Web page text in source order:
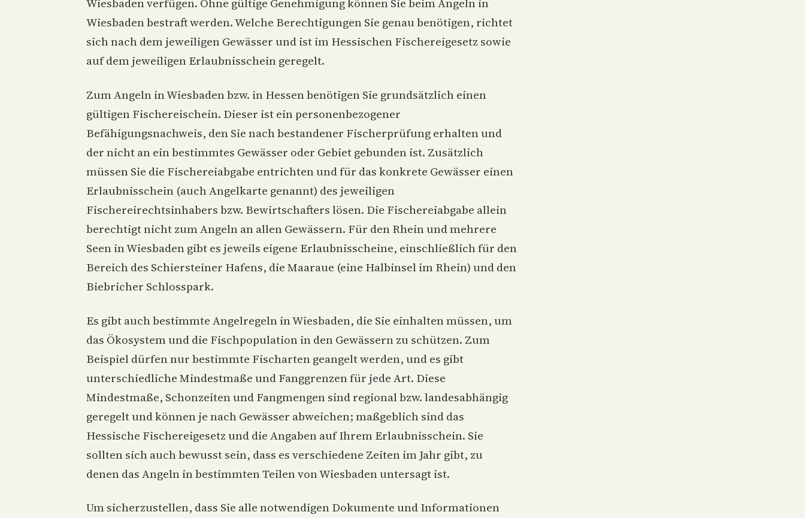
Wiesbaden verfügen. Ohne gültige Genehmigung können Sie beim Angeln in
Wiesbaden bestraft werden. Welche Berechtigungen Sie genau benötigen, richtet
sich nach dem jeweiligen Gewässer und ist im Hessischen Fischereigesetz sowie
auf dem jeweiligen Erlaubnisschein geregelt.
Zum Angeln in Wiesbaden bzw. in Hessen benötigen Sie grundsätzlich einen
gültigen Fischereischein. Dieser ist ein personenbezogener
Befähigungsnachweis, den Sie nach bestandener Fischerprüfung erhalten und
der nicht an ein bestimmtes Gewässer oder Gebiet gebunden ist. Zusätzlich
müssen Sie die Fischereiabgabe entrichten und für das konkrete Gewässer einen
Erlaubnisschein (auch Angelkarte genannt) des jeweiligen
Fischereirechtsinhabers bzw. Bewirtschafters lösen. Die Fischereiabgabe allein
berechtigt nicht zum Angeln an allen Gewässern. Für denRheinund mehrere
Seen in Wiesbaden gibt es jeweils eigene Erlaubnisscheine, einschließlich für den
Bereich des Schiersteiner Hafens, die Maaraue (eine Halbinsel im Rhein) und den
Biebricher Schlosspark.
Es gibt auch bestimmte Angelregeln in Wiesbaden, die Sie einhalten müssen, um
das Ökosystem und die Fischpopulation in den Gewässern zu schützen. Zum
Beispiel dürfen nur bestimmte Fischarten geangelt werden, und es gibt
unterschiedliche Mindestmaße und Fanggrenzen für jede Art. Diese
Mindestmaße, Schonzeiten und Fangmengen sind regional bzw. landesabhängig
geregelt und können je nach Gewässer abweichen; maßgeblich sind das
Hessische Fischereigesetz und die Angaben auf Ihrem Erlaubnisschein. Sie
sollten sich auch bewusst sein, dass es verschiedene Zeiten im Jahr gibt, zu
denen das Angeln in bestimmten Teilen von Wiesbaden untersagt ist.
Um sicherzustellen, dass Sie alle notwendigen Dokumente und Informationen